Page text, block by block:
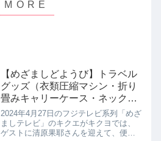
【めざましどようび】トラベル
グッズ（衣類圧縮マシン・折り
畳みキャリーケース・ネックピ
ロー・フットレスト 便利な旅行
グッズ）キクエがキクヨ 清原果
耶さんと。めざましテレビ｜4
2024年4月27日のフジテレビ系列「めざ
ましテレビ」のキクエがキクヨでは、
ゲストに清原果耶さんを迎えて、便利